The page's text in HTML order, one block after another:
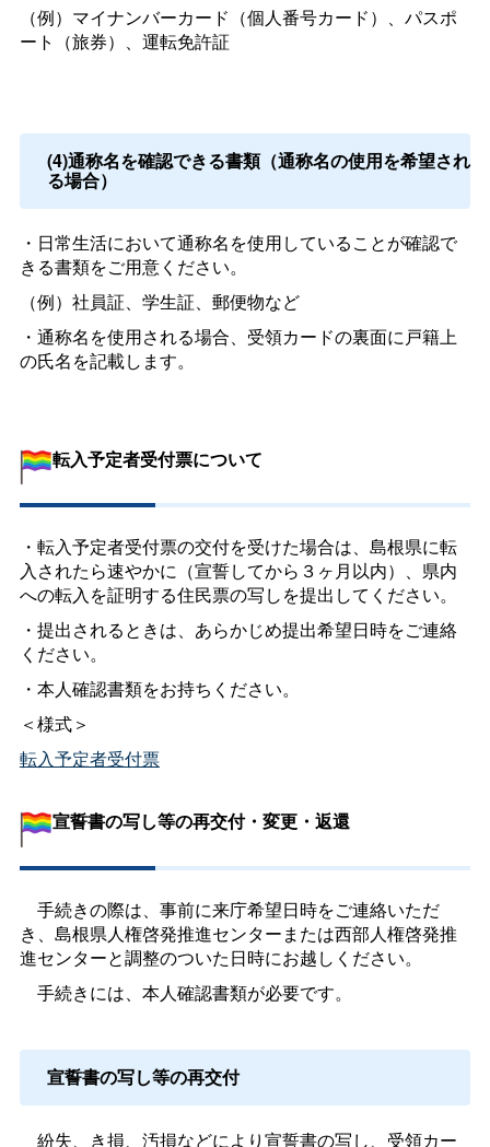
（例）マイナンバーカード（個人番号カード）、パスポ
ート（旅券）、運転免許証
(4)通称名を確認できる書類（通称名の使用を希望され
る場合）
・日常生活において通称名を使用していることが確認で
きる書類をご用意ください。
（例）社員証、学生証、郵便物など
・通称名を使用される場合、受領カードの裏面に戸籍上
の氏名を記載します。
転入予定者受付票について
・転入予定者受付票の交付を受けた場合は、島根県に転
入されたら速やかに（宣誓してから３ヶ月以内）、県内
への転入を証明する住民票の写しを提出してください。
・提出されるときは、あらかじめ提出希望日時をご連絡
ください。
・本人確認書類をお持ちください。
＜様式＞
転入予定者受付票
宣誓書の写し等の再交付・変更・返還
手続きの際は、事前に来庁希望日時をご連絡いただ
き、島根県人権啓発推進センターまたは西部人権啓発推
進センターと調整のついた日時にお越しください。
手続きには、本人確認書類が必要です。
宣誓書の写し等の再交付
紛失、き損、汚損などにより宣誓書の写し、受領カー